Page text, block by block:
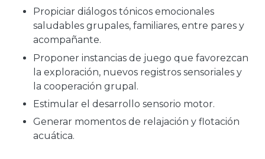
Propiciar diálogos tónicos emocionales
saludables grupales, familiares, entre pares y
acompañante.
Proponer instancias de juego que favorezcan
la exploración, nuevos registros sensoriales y
la cooperación grupal.
Estimular el desarrollo sensorio motor.
Generar momentos de relajación y flotación
acuática.